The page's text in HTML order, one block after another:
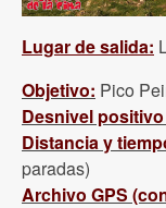
Lugar de salida:
Objetivo: Pico
Desnivel
Distancia y
paradas)
Archivo GPS